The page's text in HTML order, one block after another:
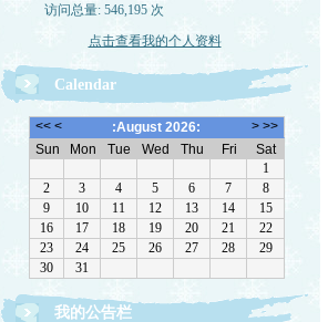
访问总量: 546,195 次
点击查看我的个人资料
Calendar
我的公告栏